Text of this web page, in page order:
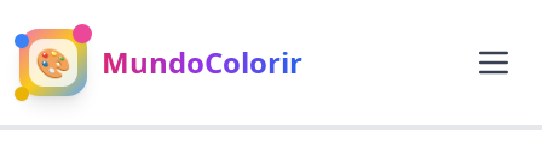
🎨 MundoColorir